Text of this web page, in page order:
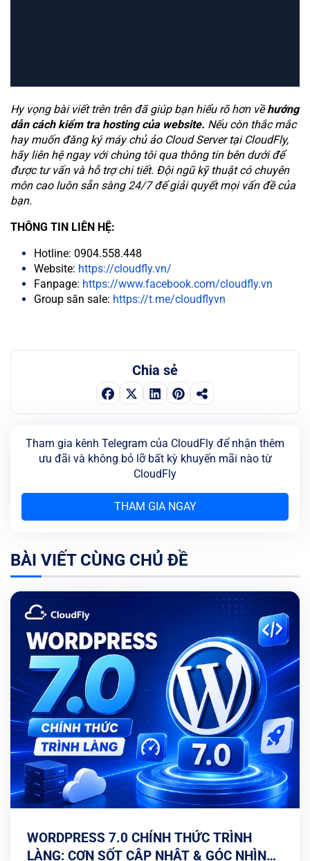
Hy vọng bài viết trên trên đã giúp bạn hiểu rõ hơn vềhướng
dẫn cách kiểm tra hosting của website. Nếu còn thắc mắc
hay muốn đăng ký máy chủ ảo Cloud Server tại CloudFly,
hãy liên hệ ngay với chúng tôi qua thông tin bên dưới để
được tư vấn và hỗ trợ chi tiết. Đội ngũ kỹ thuật có chuyên
môn cao luôn sẵn sàng 24/7 để giải quyết mọi vấn đề của
bạn.
THÔNG TIN LIÊN HỆ:
Hotline: 0904.558.448
Website: https://cloudfly.vn/
Fanpage: https://www.facebook.com/cloudfly.vn
Group săn sale: https://t.me/cloudflyvn
Chia sẻ
Tham gia kênh Telegram của CloudFly để nhận thêm
ưu đãi và không bỏ lỡ bất kỳ khuyến mãi nào từ
CloudFly
THAM GIA NGAY
BÀI VIẾT CÙNG CHỦ ĐỀ
WORDPRESS 7.0 CHÍNH THỨC TRÌNH
LÀNG: CƠN SỐT CẬP NHẬT & GÓC NHÌN